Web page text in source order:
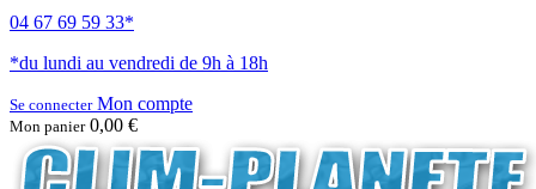
04 67 69 59 33*
*du lundi au vendredi de 9h à 18h
Se connecterMon compte
Mon panier 0,00 €